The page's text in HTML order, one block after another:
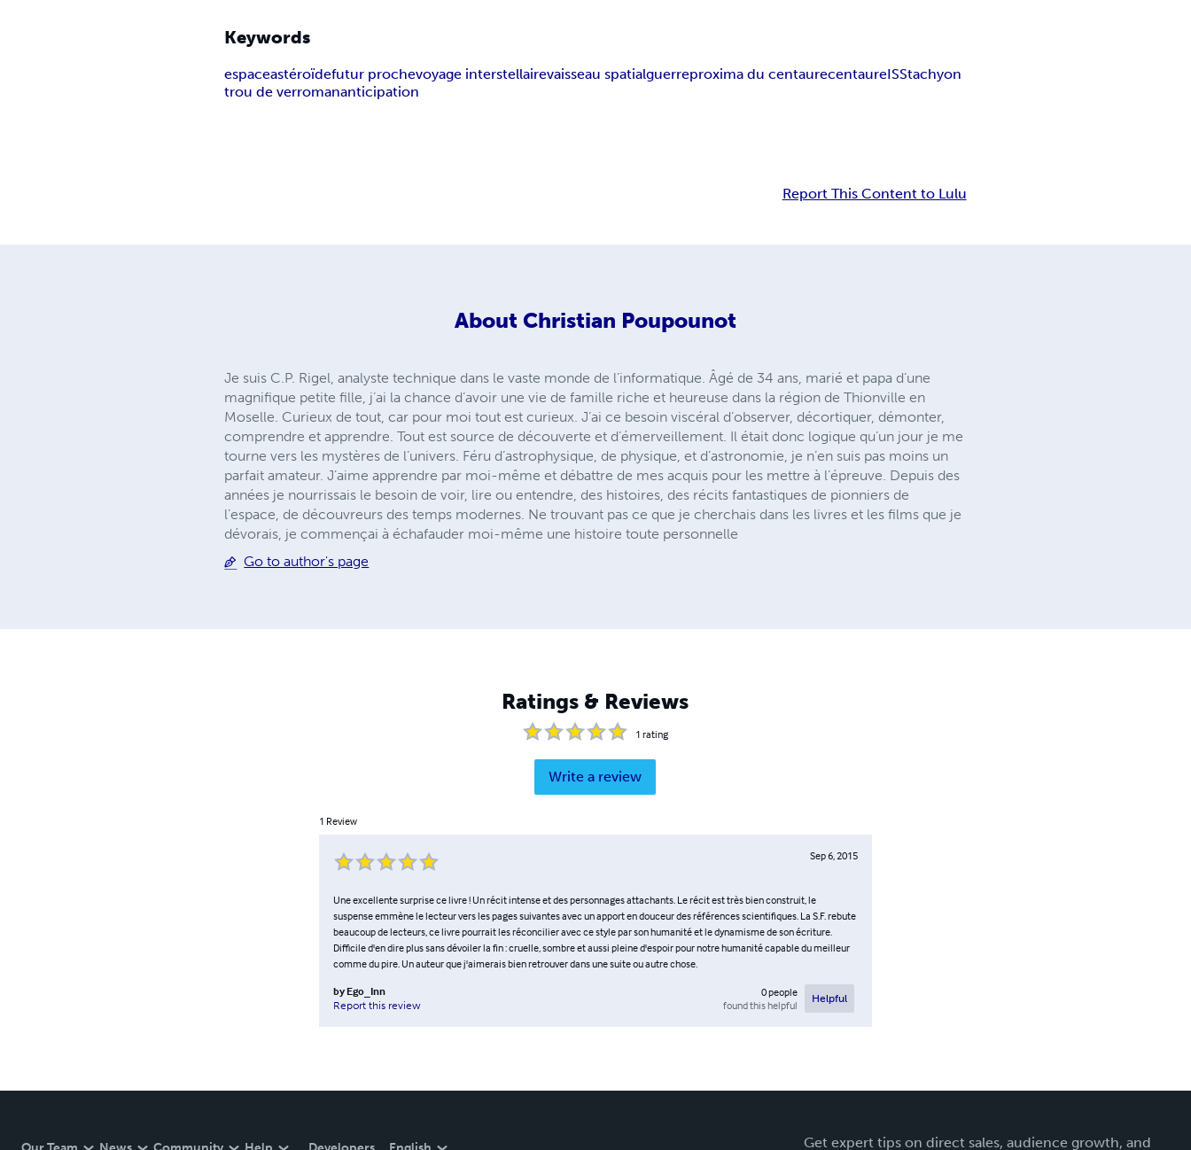
Keywords
espaceastéroïdefutur prochevoyage interstellairevaisseau spatialguerreproxima du centaurecentaureISStachyon
trou de verromananticipation
Report This Content to Lulu
About Christian Poupounot
Je suis C.P. Rigel, analyste technique dans le vaste monde de l’informatique. Âgé de 34 ans, marié et papa d’une
magnifique petite fille, j’ai la chance d’avoir une vie de famille riche et heureuse dans la région de Thionville en
Moselle. Curieux de tout, car pour moi tout est curieux. J’ai ce besoin viscéral d’observer, décortiquer, démonter,
comprendre et apprendre. Tout est source de découverte et d’émerveillement. Il était donc logique qu’un jour je me
tourne vers les mystères de l’univers. Féru d’astrophysique, de physique, et d’astronomie, je n’en suis pas moins un
parfait amateur. J’aime apprendre par moi-même et débattre de mes acquis pour les mettre à l’épreuve. Depuis des
années je nourrissais le besoin de voir, lire ou entendre, des histoires, des récits fantastiques de pionniers de
l’espace, de découvreurs des temps modernes. Ne trouvant pas ce que je cherchais dans les livres et les films que je
dévorais, je commençai à échafauder moi-même une histoire toute personnelle
Go to author's page
Ratings & Reviews
1 rating
Write a review
1 Review
Sep 6, 2015
Une excellente surprise ce livre ! Un récit intense et des personnages attachants. Le récit est très bien construit, le
suspense emmène le lecteur vers les pages suivantes avec un apport en douceur des références scientifiques. La S.F. rebute
beaucoup de lecteurs, ce livre pourrait les réconcilier avec ce style par son humanité et le dynamisme de son écriture.
Difficile d'en dire plus sans dévoiler la fin : cruelle, sombre et aussi pleine d'espoir pour notre humanité capable du meilleur
comme du pire. Un auteur que j'aimerais bien retrouver dans une suite ou autre chose.
by Ego_Inn
Report this review
0people
found this helpful
Helpful
Get expert tips on direct sales, audience growth, and